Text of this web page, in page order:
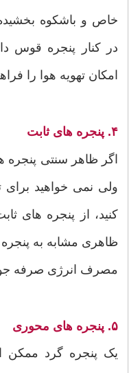
خاص و باشکوه
در کنار پنجره قوس
امکان تهویه هوا را
۴. پنجره های ثابت
اگر ظاهر سنتی پنجره
ولی نمی خواهید برای
کنید، از پنجره های
ظاهری مشابه به
مصرف انرژی صرفه
۵. پنجره های محوری
یک پنجره گرد ممکن